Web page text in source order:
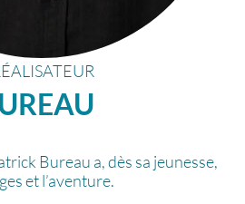
Bureau a, dès sa jeunesse,
et l’aventure.